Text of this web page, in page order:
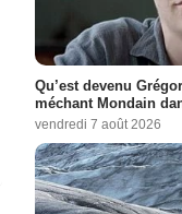
Qu’est devenu
méchant Mondain
vendredi 7 août 2026